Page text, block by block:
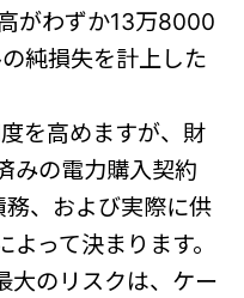
がわずか13万8000
純損失を計上した
を高めますが、財
みの電力購入契約
、および実際に供
って決まります。
大のリスクは、ケー